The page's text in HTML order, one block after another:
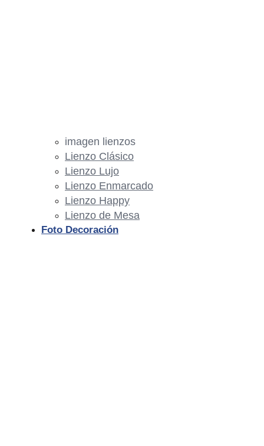
imagen lienzos
Lienzo Clásico
Lienzo Lujo
Lienzo Enmarcado
Lienzo Happy
Lienzo de Mesa
Foto Decoración